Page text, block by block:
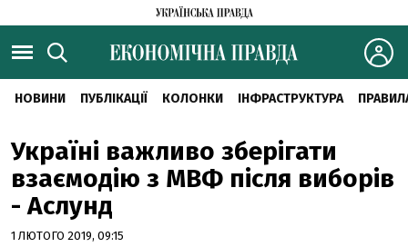
НОВИНИ ПУБЛІКАЦІЇ КОЛОНКИ ІНФРАСТРУКТУРА
Україні важливо зберігати
взаємодію з МВФ після виборів
- Аслунд
1 ЛЮТОГО 2019, 09:15